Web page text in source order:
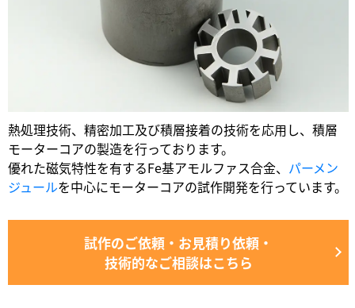
熱処理技術、精密加工及び積層接着の技術を応用し、積層
モーターコアの製造を行っております。
優れた磁気特性を有するFe基アモルファス合金、 パーメン
ジュールを中心にモーターコアの試作開発を行っています。
試作のご依頼・お見積り依頼・
技術的なご相談はこちら